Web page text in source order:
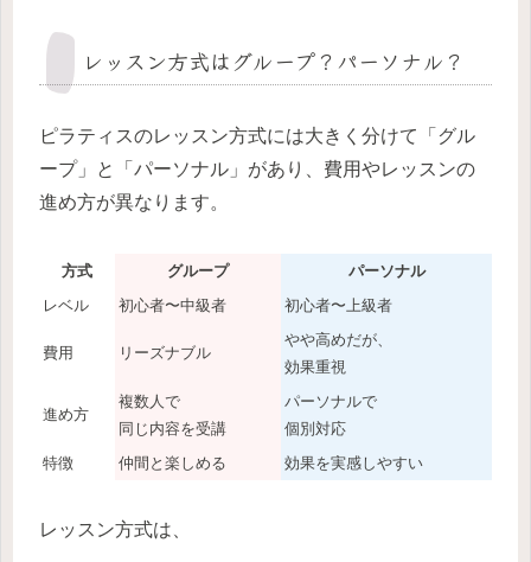
レッスン方式はグループ？パーソナル？
ピラティスのレッスン方式には大きく分けて「グル
ープ」と「パーソナル」があり、費用やレッスンの
進め方が異なります。
方式 グループ
パーソナル
レベル
初心者〜中級者 初心者〜上級者
費用 リーズナブル
やや高めだが、
効果重視
進め方
複数人で
同じ内容を受講
パーソナルで
個別対応
特徴
仲間と楽しめる 効果を実感しやすい
レッスン方式は、